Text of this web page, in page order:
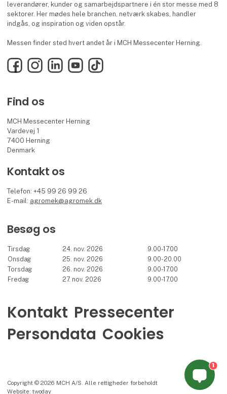
leverandører, kunder og samarbejdspartnere i én stor messe med 8
sektorer. Her mødes hele branchen, netværk skabes, handler
indgås, og inspiration og viden opstår.
Messen finder sted hvert andet år i MCH Messecenter Herning.
FacebookInstagramLinkedInYouTubeTikTok
Find os
MCH Messecenter Herning
Vardevej 1
7400 Herning
Denmark
Kontakt os
Telefon: +45 99 26 99 26
E-mail: agromek@agromek.dk
Besøg os
Tirsdag 24. nov. 2026
9.00-17.00
Onsdag
25. nov. 2026
9.00-20.00
Torsdag
26. nov. 2026
9.00-17.00
Fredag
27. nov. 2026 9.00-17.00
Kontakt Pressecenter
Persondata Cookies
Copyright © 2026 MCH A/S. Alle rettigheder forbeholdt
Website: twoday
1